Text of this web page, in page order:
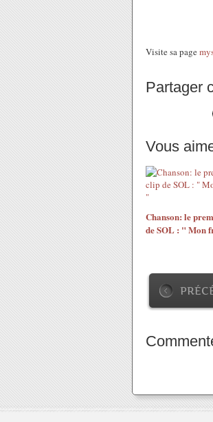
Visite sa page
Partager
Vous
Chanson: le
de SOL : " Mon